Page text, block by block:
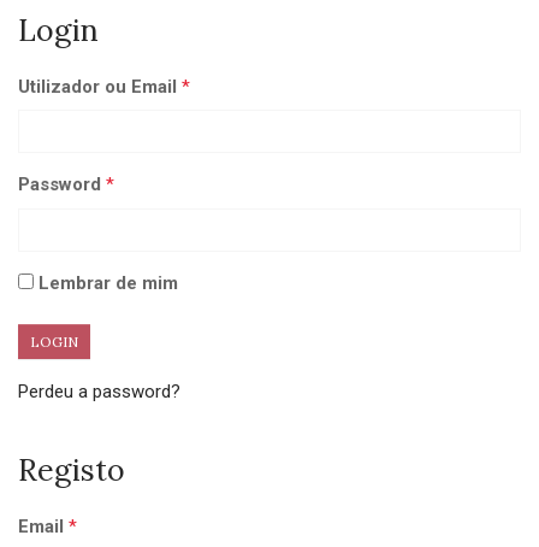
Login
Utilizador ou Email *
Password *
Alternative:
Lembrar de mim
Perdeu a password?
Registo
Email *